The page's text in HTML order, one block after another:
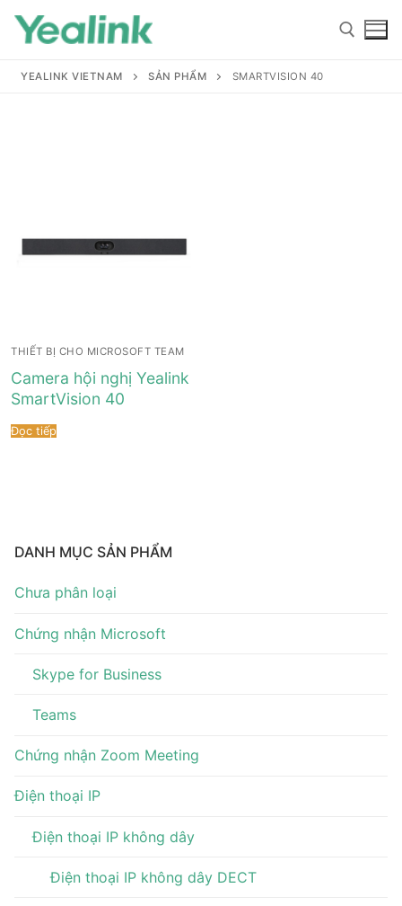
Sản phẩm
Tài liệu hướng dẫn
Tài liệu hướng dẫn
Đại lý
Tin tức
YEALINK VIETNAM SẢN PHẨM SMARTVISION 40
THIẾT BỊ CHO MICROSOFT TEAM
Camera hội nghị Yealink
SmartVision 40
Đọc tiếp
DANH MỤC SẢN PHẨM
Chưa phân loại
Chứng nhận Microsoft
Skype for Business
Teams
Chứng nhận Zoom Meeting
Điện thoại IP
Điện thoại IP không dây
Điện thoại IP không dây DECT